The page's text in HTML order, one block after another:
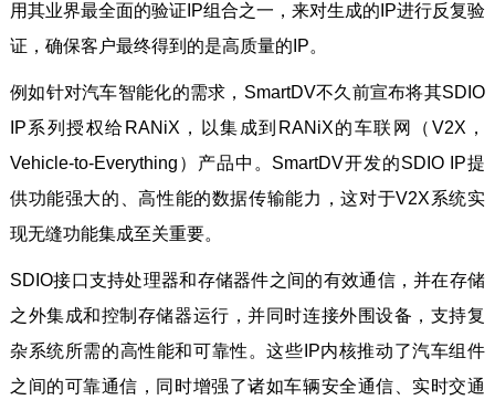
用其业界最全面的验证IP组合之一，来对生成的IP进行反复验
证，确保客户最终得到的是高质量的IP。
例如针对汽车智能化的需求，SmartDV不久前宣布将其SDIO
IP系列授权给RANiX，以集成到RANiX的车联网（V2X，
Vehicle-to-Everything）产品中。SmartDV开发的SDIO IP提
供功能强大的、高性能的数据传输能力，这对于V2X系统实
现无缝功能集成至关重要。
SDIO接口支持处理器和存储器件之间的有效通信，并在存储
之外集成和控制存储器运行，并同时连接外围设备，支持复
杂系统所需的高性能和可靠性。这些IP内核推动了汽车组件
之间的可靠通信，同时增强了诸如车辆安全通信、实时交通